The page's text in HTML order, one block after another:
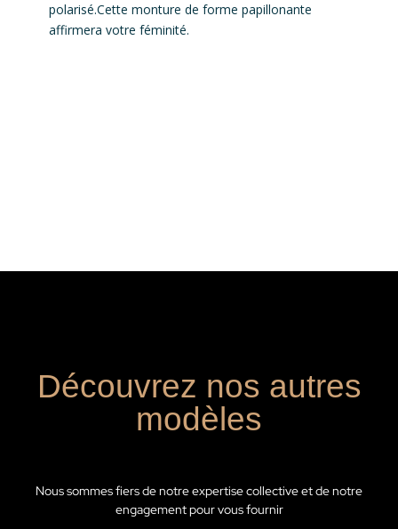
polarisé.Cette monture de forme papillonante
affirmera votre féminité.
Découvrez nos autres
modèles
Nous sommes fiers de notre expertise collective et de notre
engagement pour vous fournir